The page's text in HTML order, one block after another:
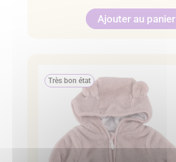
Ajouter au panier
Très bon état